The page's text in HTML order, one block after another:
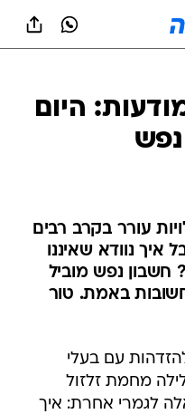
היום
עורר בקרב רבים
איך נוודא שאיננו
חשבון נפש מוביל
באמת. טור
עם בעלי
מחמת זלזול
לגמרי אחרת: איך